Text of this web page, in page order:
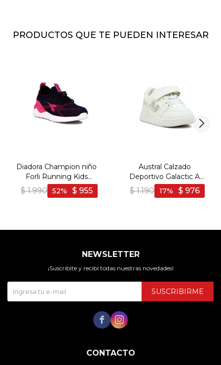
PRODUCTOS QUE TE PUEDEN INTERESAR
Diadora Champion niño
Forli Running Kids
Navy/Fucsia - Marino-
Fucsia
$ 1.990 $ 955
52
Austral Calzado
Deportivo Galactic A
Niño/a Acordonado con
Velcro - Blanco-Plata
$ 1.190 $ 976
17
CONTACTO
NEWSLETTER
¡Suscribite y recibí todas nuestras novedades!
SUSCRIBIRME
 